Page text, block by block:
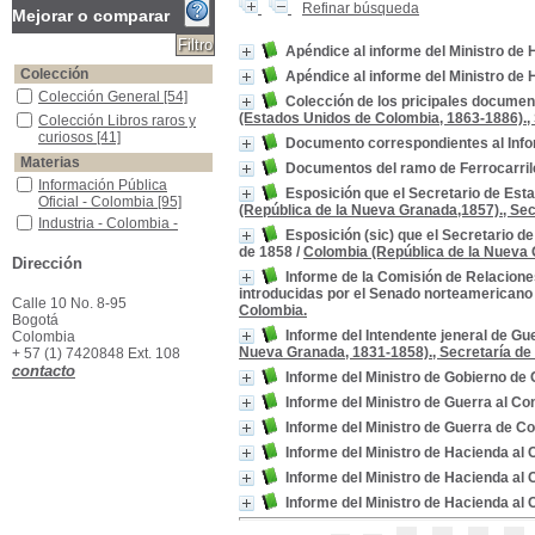
Refinar búsqueda
Apéndice al informe del Ministro de
Apéndice al informe del Ministro de
Colección de los pricipales
(Estados Unidos de Colombia, 1863-
Documento correspondientes al
Documentos del ramo de
Esposición que el Secretario de
(República de la Nueva Granada,1857).,
Esposición (sic) que el Secretario
de 1858 / Colombia (República de la Nueva
Informe de la Comisión de
introducidas por el Senado
Colombia.
Informe del Intendente jeneral de
Nueva Granada, 1831-1858)., Secretaría
Informe del Ministro de Gobierno
Informe del Ministro de Guerra al
Informe del Ministro de Guerra de
Informe del Ministro de Hacienda al
Informe del Ministro de Hacienda al
Informe del Ministro de Hacienda al
Mejorar o comparar
Colección
Colección General
Colección General [54]
Colección Libros raros y curiosos
Colección Libros raros y
curiosos [41]
Materias
Información Pública Oficial - Colombia
Información Pública
Oficial - Colombia [95]
Industria - Colombia - Informes
Industria - Colombia -
Trabajo - Colombia - Informes
Trabajo - Colombia -
Educación - Colombia - Informes
Educación - Colombia -
Informes
Hacienda pública - Colombia - Informes - 1881
Hacienda pública -
Colombia - Informes -
1881
Memorias - Colombia - Ministerio de Relaciones Exteriores
Hacienda Pública - Colombia - Informes - 1871
Hacienda pública - Colombia - Informes - 1904
Dirección
Calle 10 No. 8-95
Bogotá
Colombia
+ 57 (1) 7420848 Ext. 108
contacto